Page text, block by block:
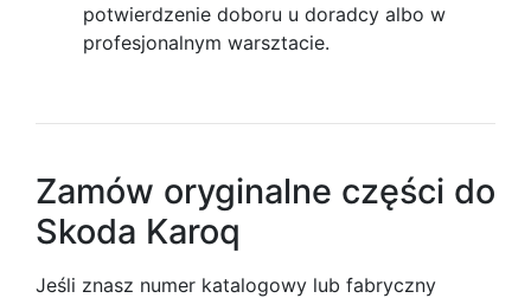
potwierdzenie doboru u doradcy albo w
profesjonalnym warsztacie.
Zamów oryginalne części do
Skoda Karoq
Jeśli znasz numer katalogowy lub fabryczny